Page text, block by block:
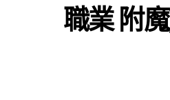
職業 附